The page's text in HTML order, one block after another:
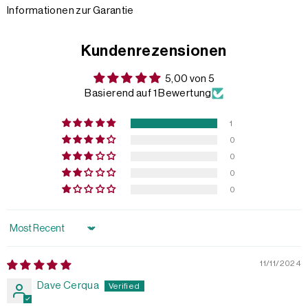
Informationen zur Garantie
Kundenrezensionen
5,00 von 5
Basierend auf 1 Bewertung
1
0
0
0
0
Sort by
11/11/2024
Dave Cerqua